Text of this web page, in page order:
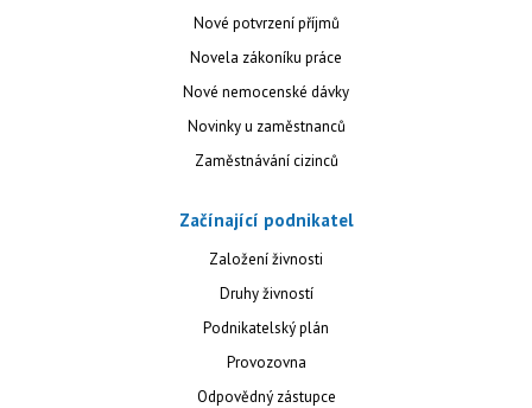
Nové potvrzení příjmů
Novela zákoníku práce
Nové nemocenské dávky
Novinky u zaměstnanců
Zaměstnávání cizinců
Začínající podnikatel
Založení živnosti
Druhy živností
Podnikatelský plán
Provozovna
Odpovědný zástupce